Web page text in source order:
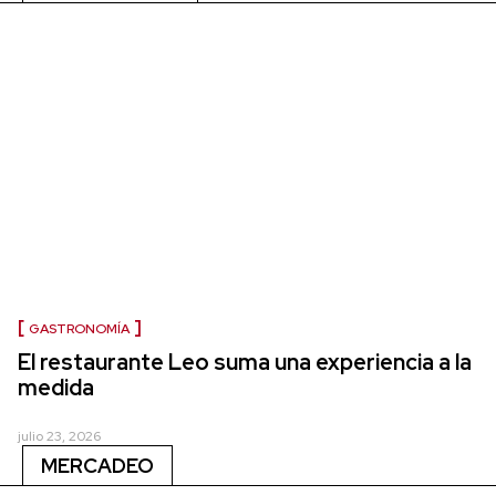
GASTRONOMÍA
El restaurante Leo suma una experiencia a la
medida
julio 23, 2026
MERCADEO